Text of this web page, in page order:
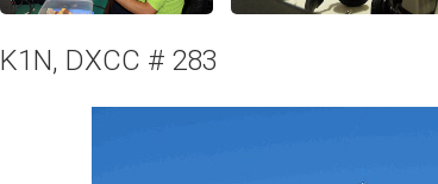
K1N, DXCC # 283